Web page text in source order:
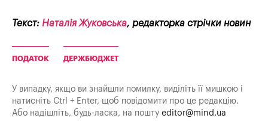
Текст: Наталія Жуковська, редакторка стрічки новин
ПОДАТОК ДЕРЖБЮДЖЕТ
У випадку, якщо ви знайшли помилку, виділіть її мишкою і
натисніть Ctrl + Enter, щоб повідомити про це редакцію.
Або надішліть, будь-ласка, на пошту editor@mind.ua